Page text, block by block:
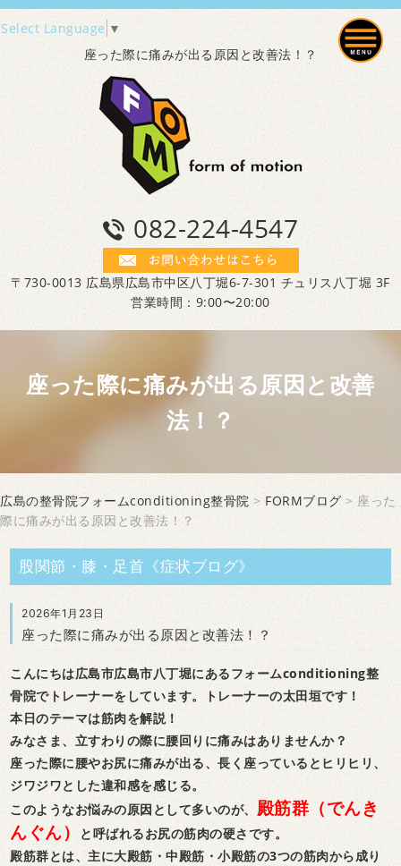
Select Language ▼
座った際に痛みが出る原因と改善法！？
082-224-4547
〒730-0013 広島県広島市中区八丁堀6-7-301 チュリス八丁堀 3F
営業時間：9:00〜20:00
座った際に痛みが出る原因と改善
法！？
広島の整骨院フォームconditioning整骨院 > FORMブログ > 座った
際に痛みが出る原因と改善法！？
股関節・膝・足首《症状ブログ》
2026年1月23日
座った際に痛みが出る原因と改善法！？
こんにちは広島市広島市八丁堀にあるフォームconditioning整
骨院でトレーナーをしています。トレーナーの太田垣です！
本日のテーマは筋肉を解説！
みなさま、立すわりの際に腰回りに痛みはありませんか？
座った際に腰やお尻に痛みが出る、長く座っているとヒリヒリ、
ジワジワとした違和感を感じる。
このようなお悩みの原因として多いのが、 殿筋群（でんき
んぐん）
と呼ばれるお尻の筋肉の硬さです。
殿筋群とは、主に大殿筋・中殿筋・小殿筋の3つの筋肉から成り